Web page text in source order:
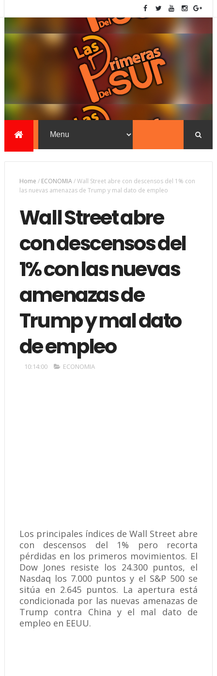
Home / ECONOMIA/Wall Street abre con descensos del 1% con
las nuevas amenazas de Trump y mal dato de empleo
Wall Street abre
con descensos del
1% con las nuevas
amenazas de
Trump y mal dato
de empleo
10:14:00 ECONOMIA
Los principales índices de Wall Street abre
con descensos del 1% pero recorta
pérdidas en los primeros movimientos. El
Dow Jones resiste los 24.300 puntos, el
Nasdaq los 7.000 puntos y el S&P 500 se
sitúa en 2.645 puntos. La apertura está
condicionada por las nuevas amenazas de
Trump contra China y el mal dato de
empleo en EEUU.